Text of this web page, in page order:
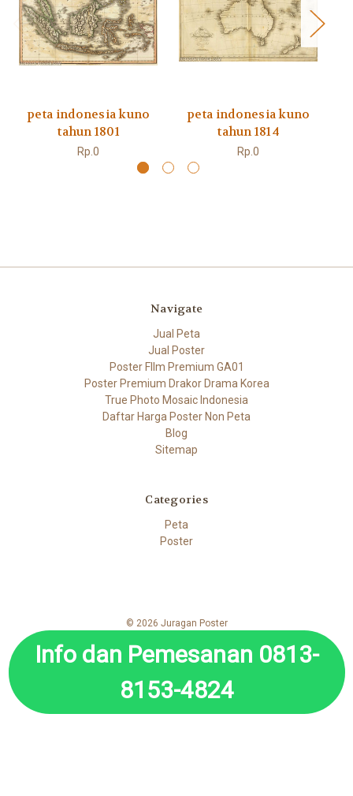
peta indonesia kuno
tahun 1801
Rp.0
peta indonesia kuno
tahun 1814
Rp.0
Navigate
Jual Peta
Jual Poster
Poster FIlm Premium GA01
Poster Premium Drakor Drama Korea
True Photo Mosaic Indonesia
Daftar Harga Poster Non Peta
Blog
Sitemap
Categories
Peta
Poster
© 2026 Juragan Poster
Info dan Pemesanan 0813-
8153-4824